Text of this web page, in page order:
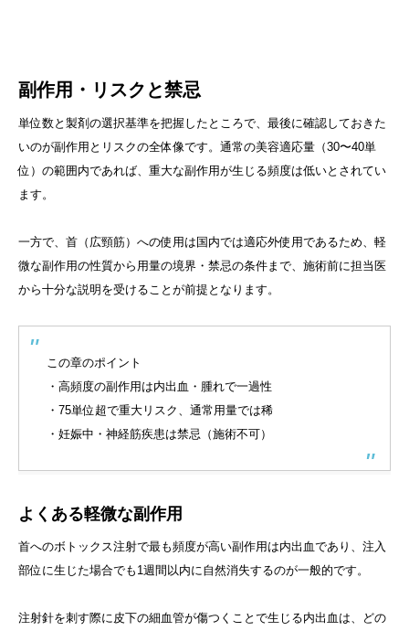
副作用・リスクと禁忌
単位数と製剤の選択基準を把握したところで、最後に確認しておきた
いのが副作用とリスクの全体像です。通常の美容適応量（30〜40単
位）の範囲内であれば、重大な副作用が生じる頻度は低いとされてい
ます。
一方で、首（広頸筋）への使用は国内では適応外使用であるため、軽
微な副作用の性質から用量の境界・禁忌の条件まで、施術前に担当医
から十分な説明を受けることが前提となります。
この章のポイント
・高頻度の副作用は内出血・腫れで一過性
・75単位超で重大リスク、通常用量では稀
・妊娠中・神経筋疾患は禁忌（施術不可）
よくある軽微な副作用
首へのボトックス注射で最も頻度が高い副作用は内出血であり、注入
部位に生じた場合でも1週間以内に自然消失するのが一般的です。
注射針を刺す際に皮下の細血管が傷つくことで生じる内出血は、どの